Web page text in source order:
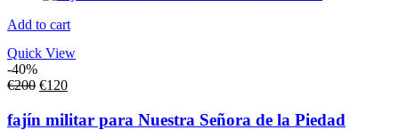
Add to cart
Quick View
-40%
€200 €120
fajín militar para Nuestra Señora de la Piedad